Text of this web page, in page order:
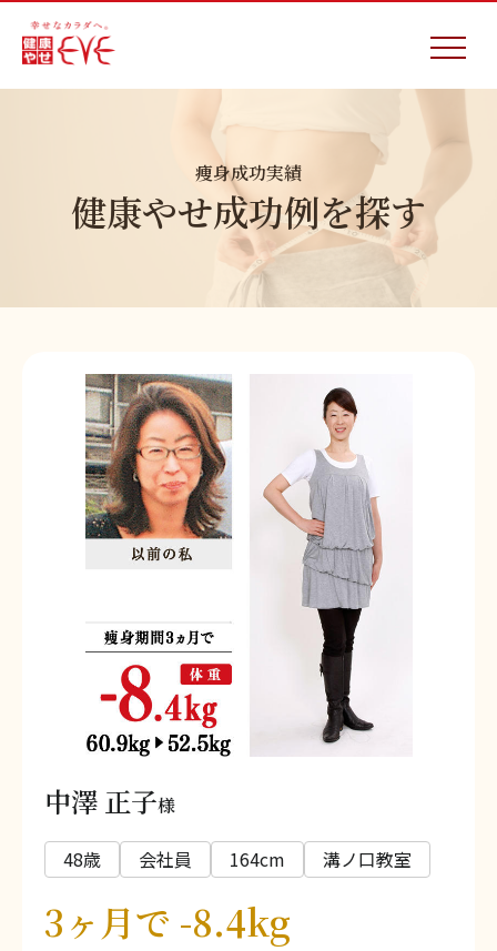
痩身成功実績
健康やせ成功例を探す
中澤 正子様
48歳 会社員 164cm 溝ノ口教室
3ヶ月で -8.4kg